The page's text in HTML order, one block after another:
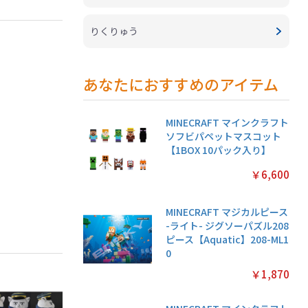
りくりゅう
あなたにおすすめのアイテム
MINECRAFT マインクラフト
ソフビパペットマスコット
【1BOX 10パック入り】
￥6,600
MINECRAFT マジカルピース
-ライト- ジグソーパズル208
ピース【Aquatic】208-ML1
0
￥1,870